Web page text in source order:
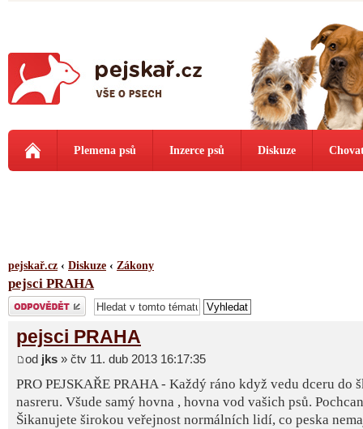
Plemena psů Inzerce psů Diskuze
pejskař.cz ‹ Diskuze ‹ Zákony
pejsci PRAHA
Odeslat odpověď
pejsci PRAHA
od jks » čtv 11. dub 2013 16:17:35
PRO PEJSKAŘE PRAHA - Každý ráno když vedu dceru do
nasreru. Všude samý hovna , hovna vod vašich psů.
Šikanujete širokou veřejnost normálních lidí, co peska